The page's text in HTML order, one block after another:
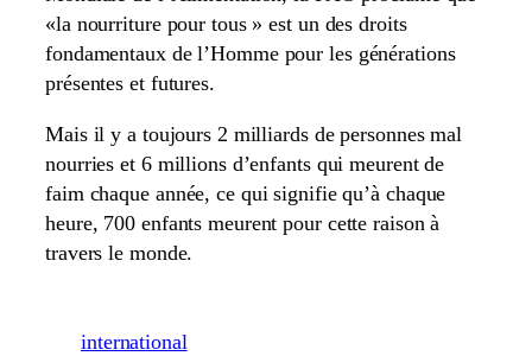
«la nourriture pour tous » est un des droits
fondamentaux de l’Homme pour les générations
présentes et futures.
Mais il y a toujours 2 milliards de personnes mal
nourries et 6 millions d’enfants qui meurent de
faim chaque année, ce qui signifie qu’à chaque
heure, 700 enfants meurent pour cette raison à
travers le monde.
international